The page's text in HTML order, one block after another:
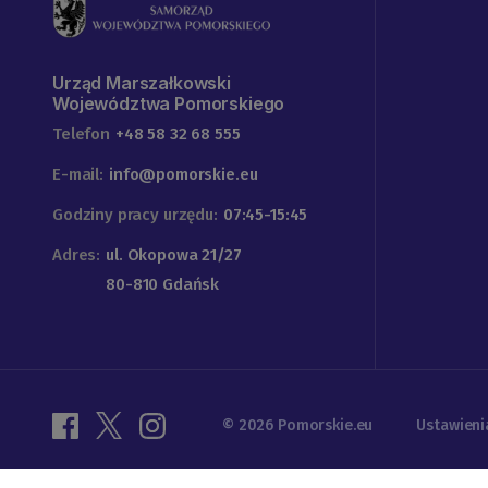
Urząd Marszałkowski
Województwa Pomorskiego
Telefon +48 58 32 68 555
E-mail: info@pomorskie.eu
Godziny pracy urzędu: 07:45-15:45
Adres: ul. Okopowa 21/27
80-810 Gdańsk
© 2026 Pomorskie.eu